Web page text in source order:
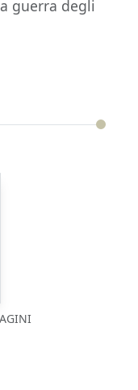
guerra degli